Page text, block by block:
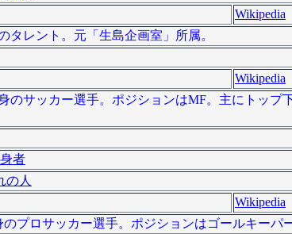
Wikipedia
タレント。元「生島企画室」所属。
Wikipedia
のサッカー選手。ポジションはMF。主にトップ
者
の人
Wikipedia
プロサッカー選手。ポジションはゴールキーパー